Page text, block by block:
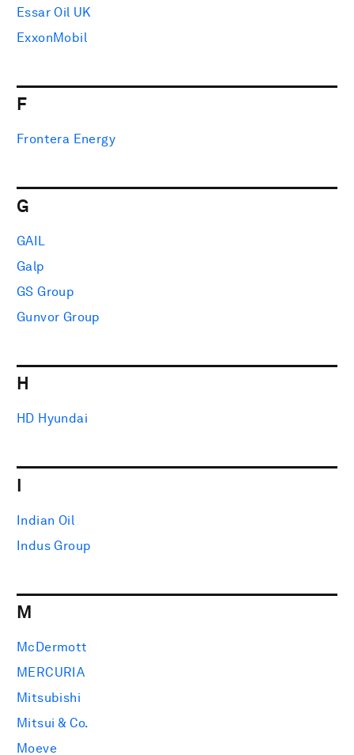
Essar Oil UK
ExxonMobil
F
Frontera Energy
G
GAIL
Galp
GS Group
Gunvor Group
H
HD Hyundai
I
Indian Oil
Indus Group
M
McDermott
MERCURIA
Mitsubishi
Mitsui & Co.
Moeve